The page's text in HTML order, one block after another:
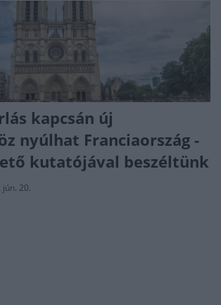
kapcsán új
nyúlhat Franciaország -
kutatójával beszéltünk
jún. 20.